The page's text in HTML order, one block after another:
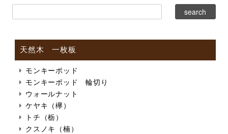
天然木 一枚板
モンキーポッド
モンキーポッド 輪切り
ウォールナット
ケヤキ（欅）
トチ（栃）
クスノキ（楠）